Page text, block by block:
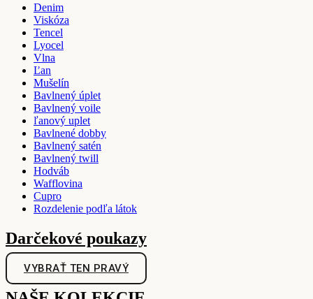
Denim
Viskóza
Tencel
Lyocel
Vlna
Ľan
Mušelín
Bavlnený úplet
Bavlnený voile
ľanový uplet
Bavlnené dobby
Bavlnený satén
Bavlnený twill
Hodváb
Wafflovina
Cupro
Rozdelenie podľa látok
Darčekové poukazy
VYBRAŤ TEN PRAVÝ